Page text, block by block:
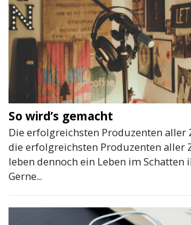
So wird’s gemacht
Die erfolgreichsten Produzenten aller
die erfolgreichsten Produzenten aller
leben dennoch ein Leben im Schatten
Gerne...